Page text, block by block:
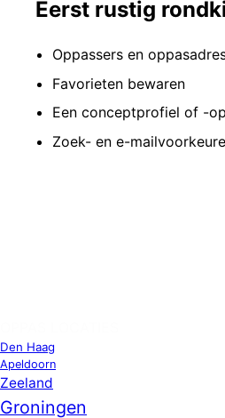
Eerst rustig
Oppassers en
Favorieten bewaren
Een conceptprofiel of -
Zoek- en e-
Den Haag
Apeldoorn
Zeeland
Groningen